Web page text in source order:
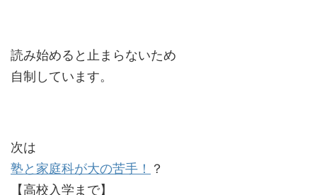
読み始めると止まらないため
自制しています。
次は
塾と家庭科が大の苦手！
？
【高校入学まで】